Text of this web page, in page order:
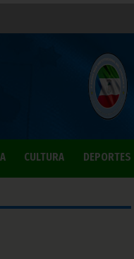
CULTURA DEPORTES